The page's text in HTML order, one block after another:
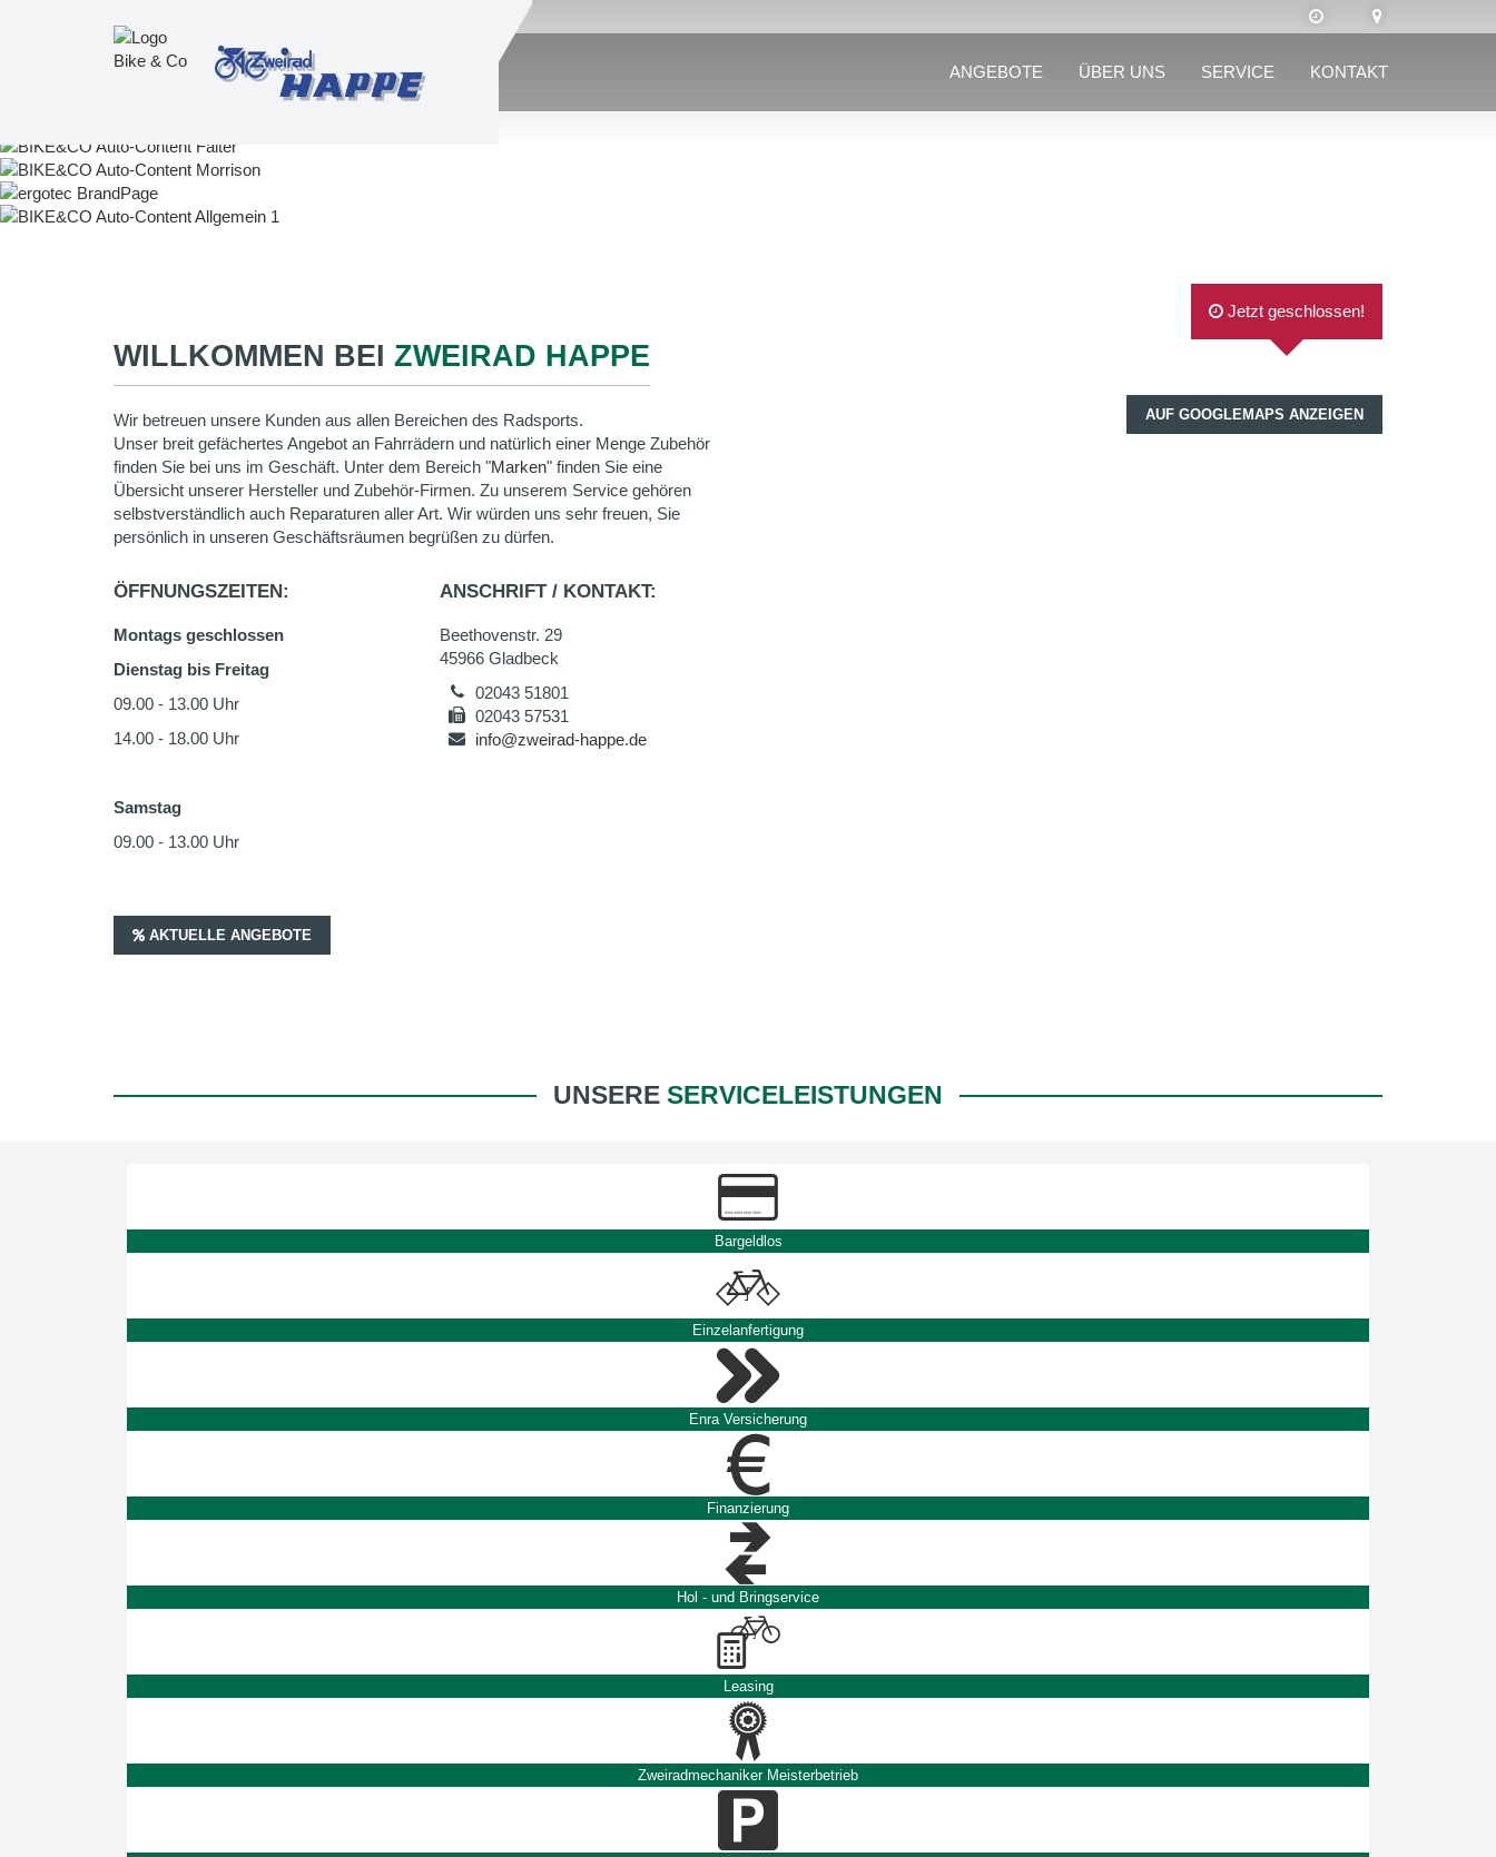
ANGEBOTE ÜBER UNS SERVICE KONTAKT
WILLKOMMEN BEI ZWEIRAD HAPPE
Wir betreuen unsere Kunden aus allen Bereichen des Radsports.
Unser breit gefächertes Angebot an Fahrrädern und natürlich einer Menge Zubehör
finden Sie bei uns im Geschäft. Unter dem Bereich "Marken" finden Sie eine
Übersicht unserer Hersteller und Zubehör-Firmen. Zu unserem Service gehören
selbstverständlich auch Reparaturen aller Art. Wir würden uns sehr freuen, Sie
persönlich in unseren Geschäftsräumen begrüßen zu dürfen.
ÖFFNUNGSZEITEN:
Montags geschlossen
Dienstag bis Freitag
09.00 - 13.00 Uhr
14.00 - 18.00 Uhr
Samstag
09.00 - 13.00 Uhr
ANSCHRIFT / KONTAKT:
Beethovenstr. 29
45966 Gladbeck
02043 51801
02043 57531
info@zweirad-happe.de
AUF GOOGLEMAPS ANZEIGEN
Jetzt geschlossen!
AKTUELLE ANGEBOTE
UNSERE SERVICELEISTUNGEN
Bargeldlos
Einzelanfertigung
Enra Versicherung
Finanzierung
Hol - und Bringservice
Leasing
Zweiradmechaniker Meisterbetrieb